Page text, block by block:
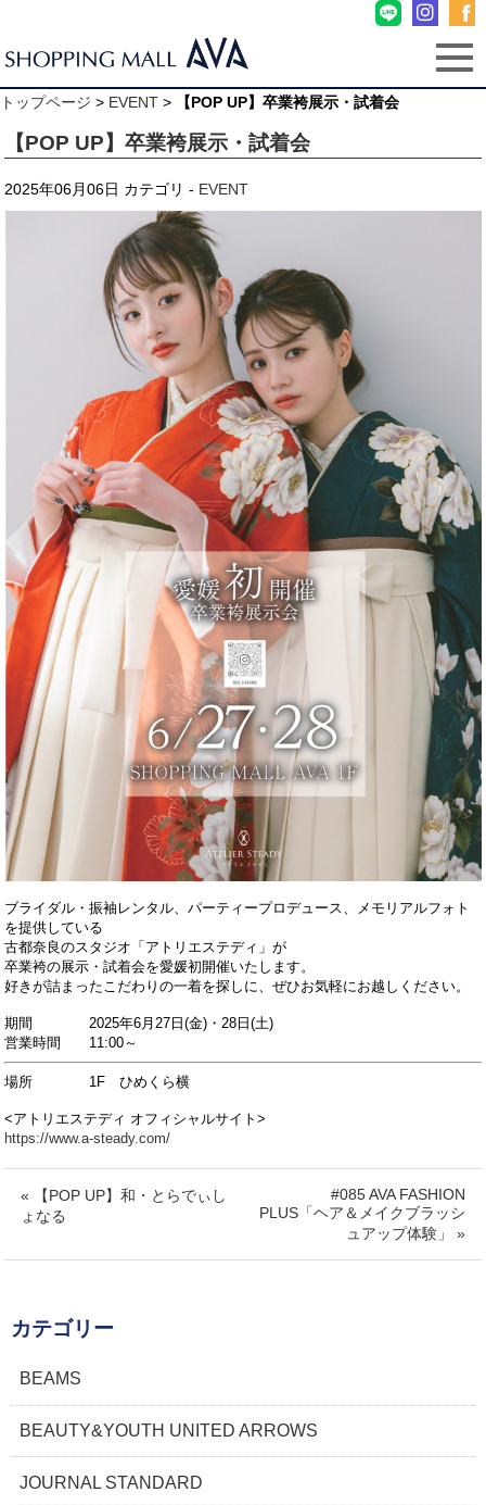
トップページ > EVENT > 【POP UP】卒業袴展示・試着会
【POP UP】卒業袴展示・試着会
2025年06月06日 カテゴリ - EVENT
ブライダル・振袖レンタル、パーティープロデュース、メモリアルフォト
を提供している
古都奈良のスタジオ「アトリエステディ」が
卒業袴の展示・試着会を愛媛初開催いたします。
好きが詰まったこだわりの一着を探しに、ぜひお気軽にお越しください。
期間2025年6月27日(金)・28日(土)
営業時間 11:00～
場所 1F ひめくら横
<アトリエステディ オフィシャルサイト>
https://www.a-steady.com/
« 【POP UP】和・とらでぃし
ょなる
#085 AVA FASHION
PLUS「ヘア＆メイクブラッシ
ュアップ体験」 »
カテゴリー
BEAMS
BEAUTY&YOUTH UNITED ARROWS
JOURNAL STANDARD